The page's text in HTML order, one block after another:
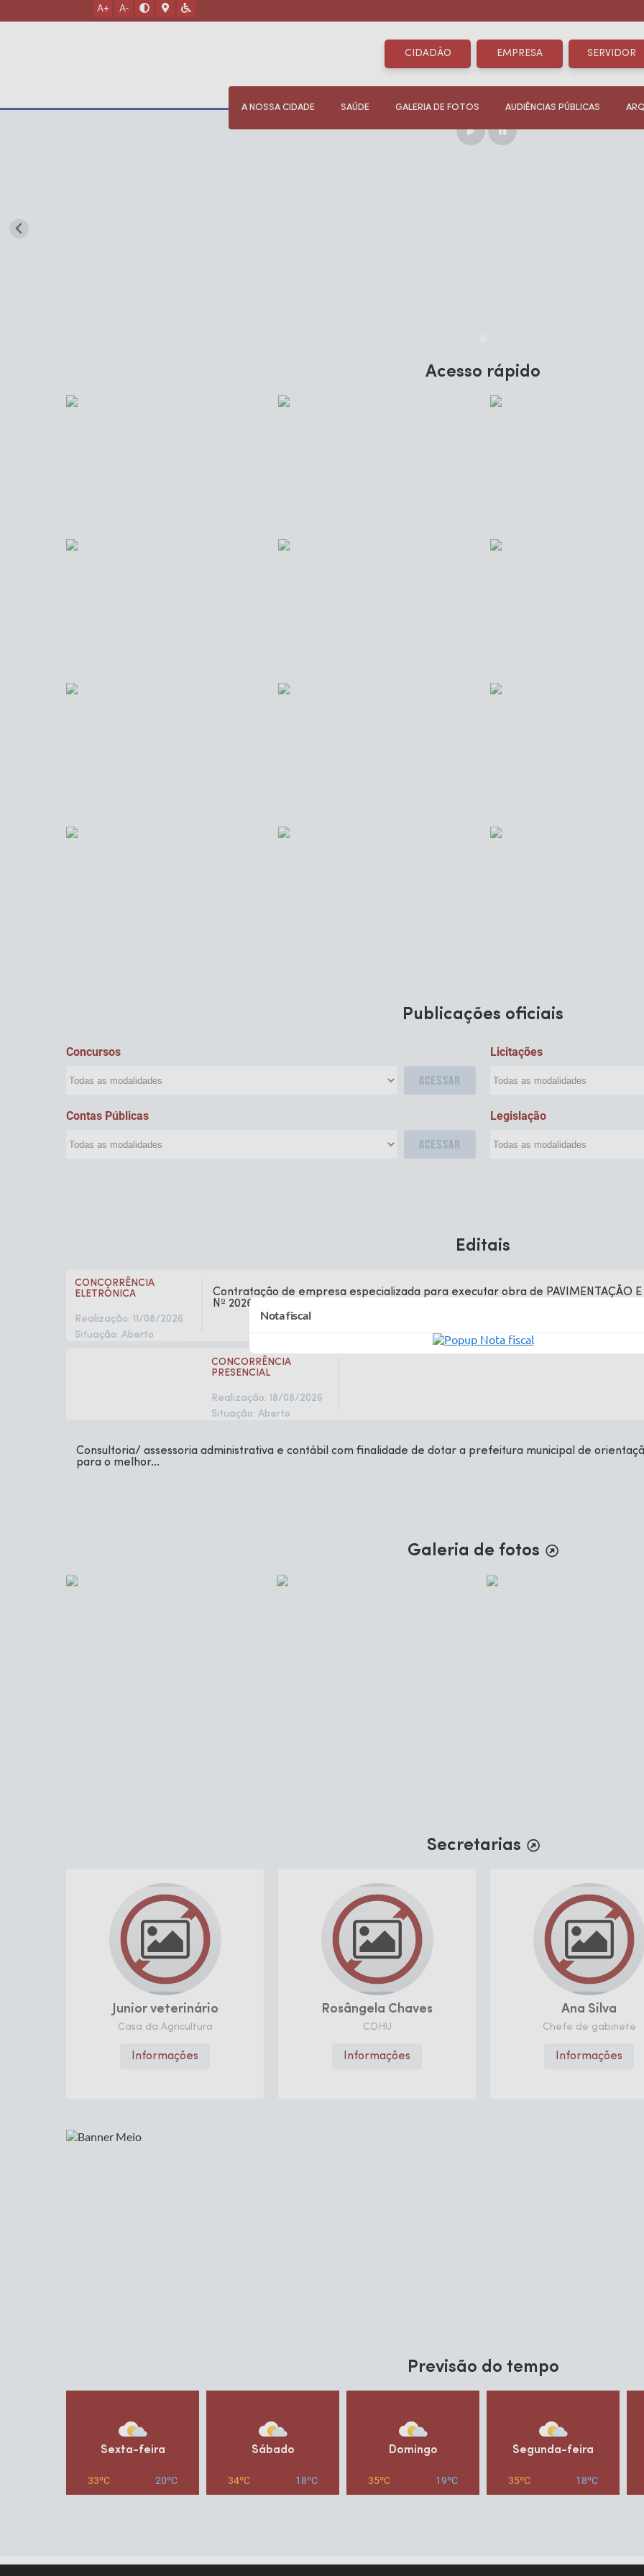
CIDADÃO EMPRESA SERVIDOR
A+ A-
A NOSSA CIDADE SAÚDE GALERIA DE FOTOS AUDIÊNCIAS PÚBLICAS
Acesso rápido
Publicações oficiais
Concursos
ACESSAR
Licitações
Contas Públicas
ACESSAR
Legislação
Editais
CONCORRÊNCIA
ELETRÔNICA
Realização: 11/08/2026
Situação: Aberto
Contratação de empresa especializada para executar obra de PAVIMENTAÇÃO E
Nº 2026.029.79603, em diversas vias do...
CONCORRÊNCIA
PRESENCIAL
Realização: 18/08/2026
Situação: Aberto
Consultoria/ assessoria administrativa e contábil com finalidade de dotar a prefeitura municipal de
para o melhor...
Galeria de fotos
Secretarias
Junior veterinário
Casa da Agricultura
Rosângela Chaves
Chefe de gabinete
Previsão do tempo
Sexta-feira
33ºC 20ºC
Sábado
34ºC 18ºC
Domingo
35ºC 19ºC
Segunda-feira
35ºC 18ºC
Nota fiscal